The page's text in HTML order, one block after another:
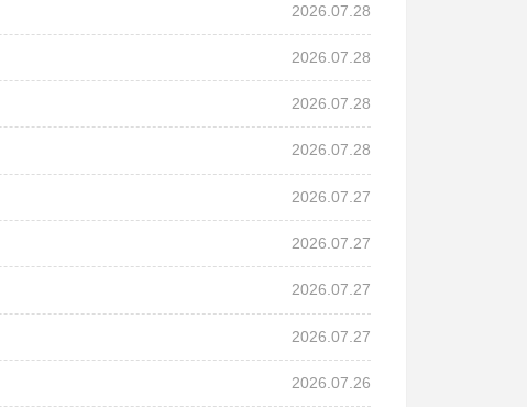
2026.07.28
2026.07.28
2026.07.28
2026.07.28
2026.07.27
2026.07.27
2026.07.27
2026.07.27
2026.07.26